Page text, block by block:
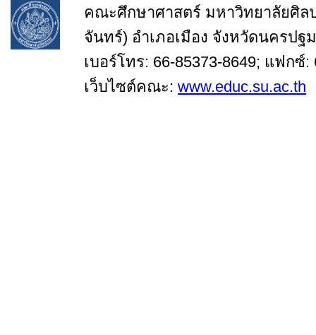
คณะศึกษาศาสตร์ มหาวิทยาลัยศิล
จันทร์) อำเภอเมือง จังหวัดนครปฐ
เบอร์โทร: 66-85373-8649; แฟกซ์:
เว็บไซต์คณะ:www.educ.su.ac.th